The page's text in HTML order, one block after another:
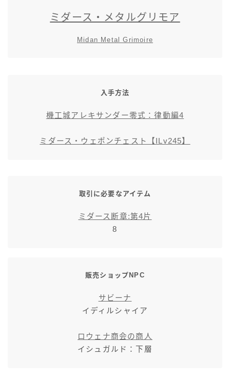
イシュガルド風デザイン
インナーパンツ付きスカート
ミダース・メタルグリモア
Midan Metal Grimoire
入手方法
機工城アレキサンダー零式：律動編4
ミダース・ウェポンチェスト【ILv245】
取引に必要なアイテム
ミダース断章:第4片
8
販売ショップNPC
サビーナ
イディルシャイア
ロウェナ商会の商人
イシュガルド：下層